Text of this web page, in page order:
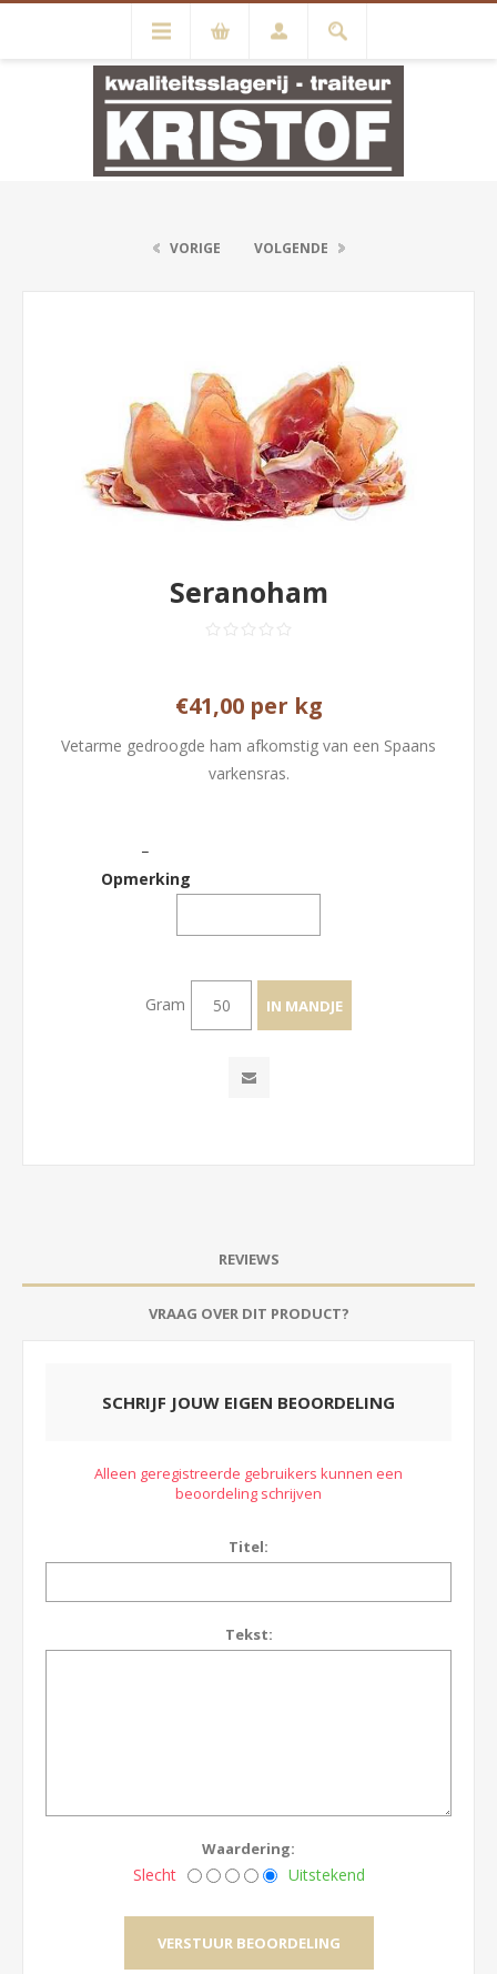
VORIGE VOLGENDE
Seranoham
€41,00 per kg
Vetarme gedroogde ham afkomstig van een Spaans
varkensras.
Opmerking
Gram
REVIEWS
VRAAG OVER DIT PRODUCT?
SCHRIJF JOUW EIGEN BEOORDELING
Alleen geregistreerde gebruikers kunnen een
beoordeling schrijven
Titel:
Tekst:
Waardering:
Slecht Uitstekend